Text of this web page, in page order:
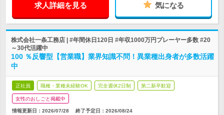
求人詳細を見る 気になる
株式会社一条工務店 | #年間休日120日 #年収1000万円プレーヤー多数 #20
～30代活躍中
100 ％反響型【営業職】業界知識不問！異業種出身者が多数活躍
中
正社員 職種・業種未経験OK 完全週休2日制 第二新卒歓迎
女性のおしごと掲載中
情報更新日：2026/07/28 終了予定日： 2026/08/24